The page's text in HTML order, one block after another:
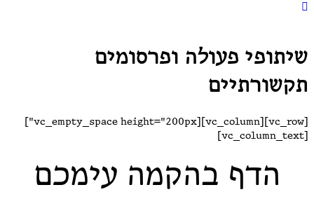
שיתופי פעולה ופרסומים
תקשורתיים
[vc_row][vc_column][vc_empty_space height="200px"]
[vc_column_text]
הדף בהקמה עימכם